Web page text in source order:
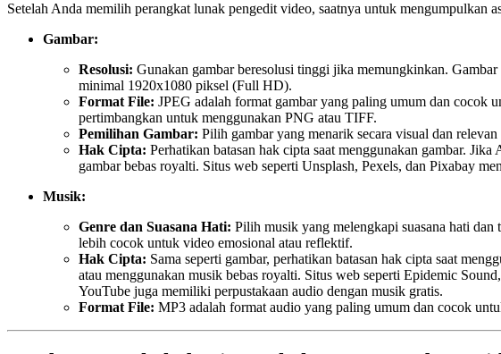
Setelah Anda memilih perangkat lunak pengedit video, saatnya untuk mengumpulkan
Gambar:
Resolusi: Gunakan gambar beresolusi tinggi jika memungkinkan.
minimal 1920x1080 piksel (Full HD).
Format File: JPEG adalah format gambar yang paling umum dan cocok
pertimbangkan untuk menggunakan PNG atau TIFF.
Pemilihan Gambar: Pilih gambar yang menarik secara visual dan
Hak Cipta: Perhatikan batasan hak cipta saat menggunakan gambar.
gambar bebas royalti. Situs web seperti Unsplash, Pexels, dan Pixabay
Musik:
Genre dan Suasana Hati: Pilih musik yang melengkapi suasana hati
lebih cocok untuk video emosional atau reflektif.
Hak Cipta: Sama seperti gambar, perhatikan batasan hak cipta saat
atau menggunakan musik bebas royalti. Situs web seperti Epidemic
YouTube juga memiliki perpustakaan audio dengan musik gratis.
Format File: MP3 adalah format audio yang paling umum dan cocok